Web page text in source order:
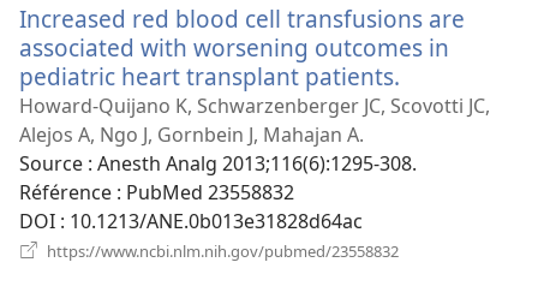
fenêtre)
Increased red blood cell transfusions are
associated with worsening outcomes in
pediatric heart transplant patients.
une
fenêtre)
Howard-Quijano K, Schwarzenberger JC, Scovotti JC,
Alejos A, Ngo J, Gornbein J, Mahajan A.
Source ‎: Anesth Analg 2013;116(6):1295-308.
Référence ‎: PubMed 23558832
DOI ‎: 10.1213/ANE.0b013e31828d64ac
https://www.ncbi.nlm.nih.gov/pubmed/23558832